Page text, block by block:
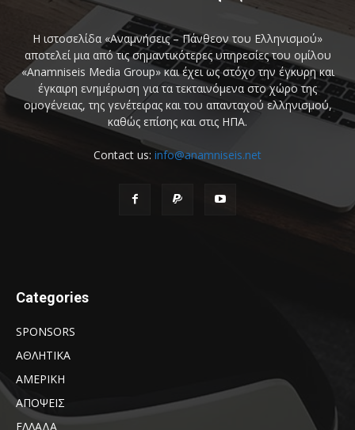
Η ιστοσελίδα «Αναμνήσεις – Πάνθεον του Ελληνισμού»
αποτελεί μια από τις σημαντικότερες υπηρεσίες του ομίλου
«Anamniseis Media Group» και έχει ως στόχο την έγκυρη και
έγκαιρη ενημέρωση για τα τεκταινόμενα στο χώρο της
ομογένειας, της γενέτειρας και του απανταχού ελληνισμού,
καθώς επίσης και στις ΗΠΑ.
Contact us: info@anamniseis.net
Categories
SPONSORS
ΑΘΛΗΤΙΚΑ
ΑΜΕΡΙΚΗ
ΑΠΟΨΕΙΣ
ΕΛΛΑΔΑ